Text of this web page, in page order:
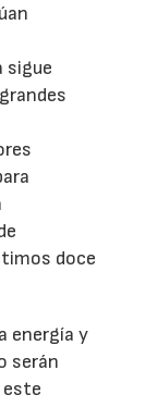
sigue
doce
energía y
serán